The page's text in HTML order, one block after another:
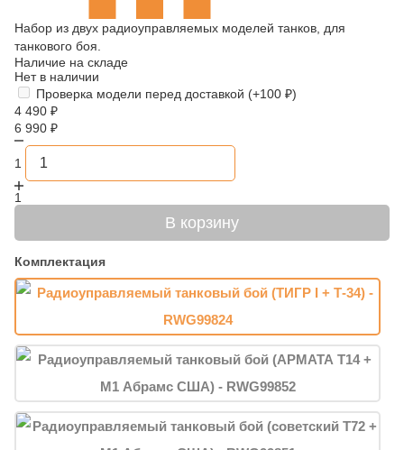
Набор из двух радиоуправляемых моделей танков, для
танкового боя.
Наличие на складе
Нет в наличии
Проверка модели перед доставкой (+100 ₽)
4 490 ₽
6 990 ₽
1
1
В корзину
Комплектация